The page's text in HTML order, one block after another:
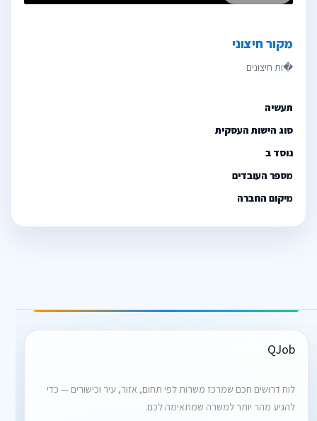
מקור חיצוני
תעשיה
סוג הישות העסקית
נוסד ב
מספר העובדים
מיקום החברה
QJob
לוח דרושים חכם שמרכז משרות לפי תחום, אזור, עיר וכישורים — כדי
להגיע מהר יותר למשרה שמתאימה לכם.